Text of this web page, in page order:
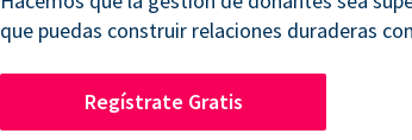
que puedas construir relaciones duraderas
Regístrate Gratis